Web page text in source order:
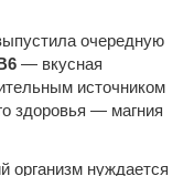
очередную
— вкусная
источником
здоровья — магния
организм нуждается